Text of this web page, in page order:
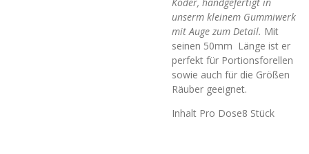
unserm kleinem Gummiwerk
mit Auge zum Detail. Mit
seinen 50mm Länge ist er
perfekt für Portionsforellen
sowie auch für die Größen
Räuber geeignet.
Inhalt Pro Dose8 Stück